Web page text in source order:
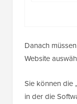
Danach
Website
Sie können die
in der die